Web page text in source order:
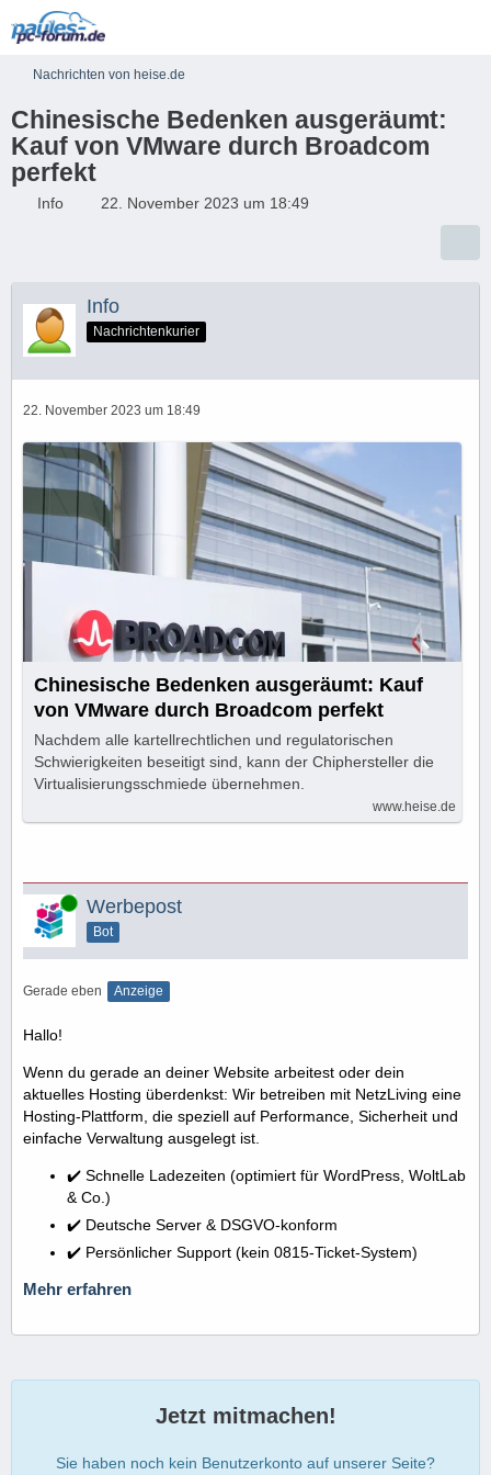
Nachrichten von heise.de
Chinesische Bedenken ausgeräumt:
Kauf von VMware durch Broadcom
perfekt
Info 22. November 2023 um 18:49
Info
Nachrichtenkurier
22. November 2023 um 18:49
Chinesische Bedenken ausgeräumt: Kauf
von VMware durch Broadcom perfekt
Nachdem alle kartellrechtlichen und regulatorischen
Schwierigkeiten beseitigt sind, kann der Chiphersteller die
Virtualisierungsschmiede übernehmen.
www.heise.de
Online Werbepost
Bot
Gerade eben Anzeige
Hallo!
Wenn du gerade an deiner Website arbeitest oder dein
aktuelles Hosting überdenkst: Wir betreiben mit NetzLiving eine
Hosting-Plattform, die speziell auf Performance, Sicherheit und
einfache Verwaltung ausgelegt ist.
✔️ Schnelle Ladezeiten (optimiert für WordPress, WoltLab
& Co.)
✔️ Deutsche Server & DSGVO-konform
✔️ Persönlicher Support (kein 0815-Ticket-System)
Mehr erfahren
Jetzt mitmachen!
Sie haben noch kein Benutzerkonto auf unserer Seite?